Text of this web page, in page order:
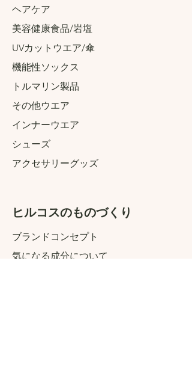
ヘアケア
美容健康食品/岩塩
UVカットウエア/傘
機能性ソックス
トルマリン製品
その他ウエア
インナーウエア
​シューズ
アクセサリーグッズ
ヒルコスのものづくり
ブランドコンセプト
気になる成分について